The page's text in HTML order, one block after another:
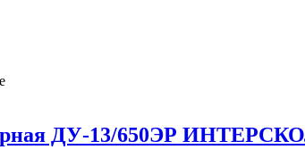
ДУ-13/650ЭР